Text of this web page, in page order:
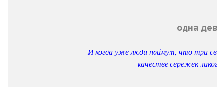
одна
И когда уже люди поймут, что три
качестве сережек